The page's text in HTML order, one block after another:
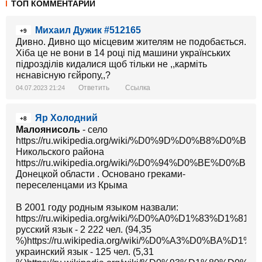
ТОП КОММЕНТАРИИ
+9
Михаил Дужик #512165
Дивно. Дивно що місцевим жителям не подобається.
Хіба це не вони в 14 році під машини українських
підрозділів кидалися щоб тільки не ,,карміть
нєнавісную гєйропу,,?
04.07.2023 21:24 Ответить Ссылка
+8
Яр Холодний
Малоянисоль - село
https://ru.wikipedia.org/wiki/
Никольского района
https://ru.wikipedia.org/wiki/
Донецкой области . Основано греками-
переселенцами из Крыма
В 2001 году родным языком назвали:
https://ru.wikipedia.org/wiki/
русский язык - 2 222 чел. (94,35
%)https://ru.wikipedia.org/wiki/
украинский язык - 125 чел. (5,31